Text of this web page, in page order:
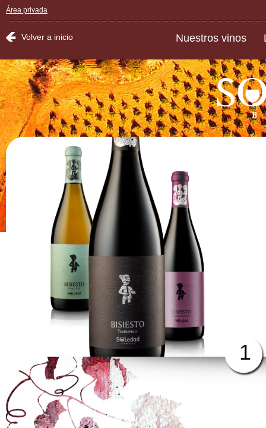
Área privada
Volver a inicio Nuestros vinos
1